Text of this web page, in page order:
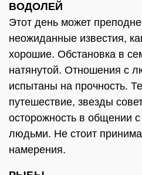
ВОДОЛЕЙ
Этот день может
неожиданные известия,
хорошие. Обстановка в
натянутой. Отношения с
испытаны на прочность.
путешествие, звезды
осторожность в общении
людьми. Не стоит
намерения.